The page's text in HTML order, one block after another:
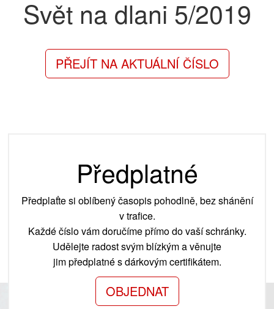
Svět na dlani 5/2019
PŘEJÍT NA AKTUÁLNÍ ČÍSLO
Předplatné
Předplaťte si oblíbený časopis pohodlně, bez shánění
v trafice.
Každé číslo vám doručíme přímo do vaší schránky.
Udělejte radost svým blízkým a věnujte
jim předplatné s dárkovým certifikátem.
OBJEDNAT